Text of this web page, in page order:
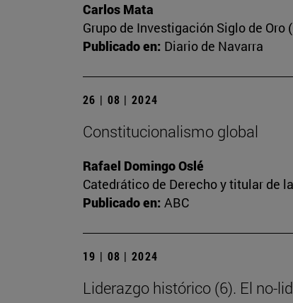
Carlos Mata
Grupo de Investigación Siglo de Oro
Publicado en: Diario de Navarra
26 | 08 | 2024
Constitucionalismo global
Rafael Domingo Oslé
Catedrático de Derecho y titular de
Publicado en: ABC
19 | 08 | 2024
Liderazgo histórico (6). El no-